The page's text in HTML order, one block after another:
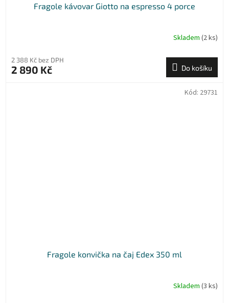
Fragole kávovar Giotto na espresso 4 porce
Skladem (2 ks)
2 388 Kč bez DPH
2 890 Kč Do košíku
Fragole konvička na čaj Edex 350 ml
Skladem (3 ks)
Kód: 29731